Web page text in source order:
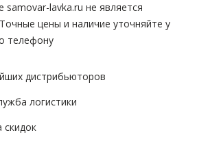
lavka.ru не является
Точные цены и наличие уточняйте у
телефону
дистрибьюторов
логистики
скидок